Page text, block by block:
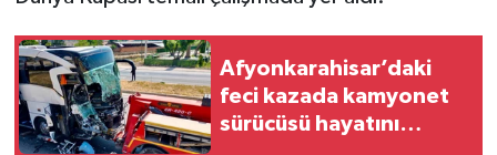
Afyonkarahisar’daki
feci kazada kamyonet
sürücüsü hayatını